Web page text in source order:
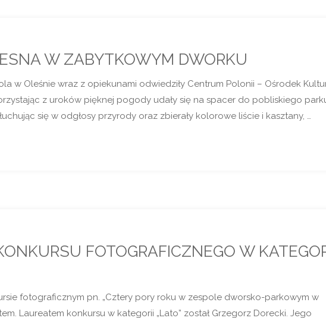
W ZABYTKOWYM DWORKU
w Oleśnie wraz z opiekunami odwiedziły Centrum Polonii – Ośrodek
z uroków pięknej pogody udały się na spacer do pobliskiego
się w odgłosy przyrody oraz zbierały kolorowe liście i kasztany, …
FOTOGRAFICZNEGO W
fotograficznym pn. „Cztery pory roku w zespole dworsko-parkowym w
Laureatem konkursu w kategorii „Lato” został Grzegorz Dorecki. Jego